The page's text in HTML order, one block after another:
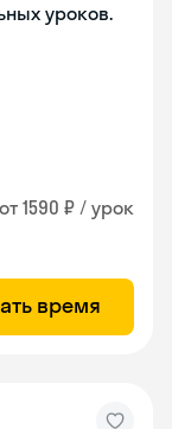
уроков.
от 1590 ₽ / урок
время